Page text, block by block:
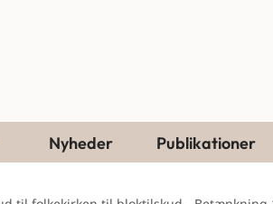
Nyheder Publikationer